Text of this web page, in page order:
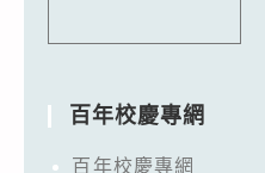
百年校慶專網
百年校慶專網